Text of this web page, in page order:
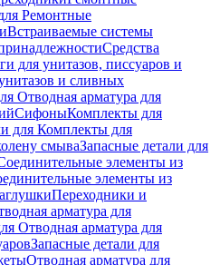
Ремонтные
Встраиваемые системы
Средства
для унитазов, писсуаров и
и сливных
Отводная арматура для
СифоныКомплекты для
для Комплекты для
смываЗапасные детали для
элементы из
элементы из
Переходники и
арматура для
Отводная арматура для
Запасные детали для
Отводная арматура для